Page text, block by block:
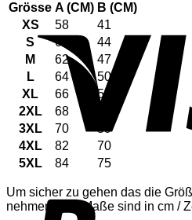
Grösse A (CM) B (CM)
XS
58
41
S
60
44
M
62
47
L
64
50
XL
66
53
2XL
68
3XL
70
59
4XL
82
70
5XL
84 75
Um sicher zu gehen das die
nehmen. Alle Maße sind in cm /